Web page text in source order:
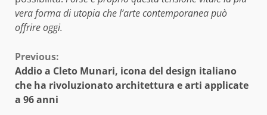
vera forma di utopia che l’arte contemporanea può
offrire oggi.
Continue
Reading
Previous:
Addio a Cleto Munari, icona del design italiano
che ha rivoluzionato architettura e arti applicate
a 96 anni